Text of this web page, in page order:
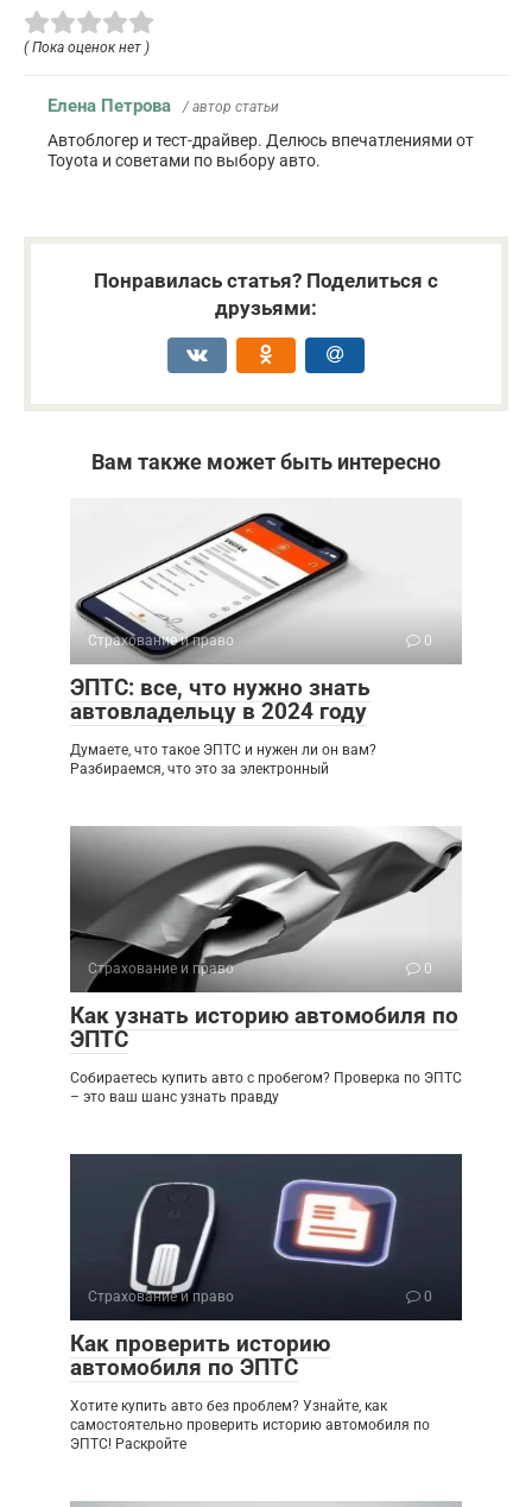
( Пока оценок нет )
Елена Петрова / автор статьи
Автоблогер и тест-драйвер. Делюсь впечатлениями от
Toyota и советами по выбору авто.
Понравилась статья? Поделиться с
друзьями:
Вам также может быть интересно
Страхование и право 0
ЭПТС: все, что нужно знать
автовладельцу в 2024 году
Думаете, что такое ЭПТС и нужен ли он вам?
Разбираемся, что это за электронный
Страхование и право 0
Как узнать историю автомобиля по
ЭПТС
Собираетесь купить авто с пробегом? Проверка по ЭПТС
– это ваш шанс узнать правду
Страхование и право 0
Как проверить историю
автомобиля по ЭПТС
Хотите купить авто без проблем? Узнайте, как
самостоятельно проверить историю автомобиля по
ЭПТС! Раскройте